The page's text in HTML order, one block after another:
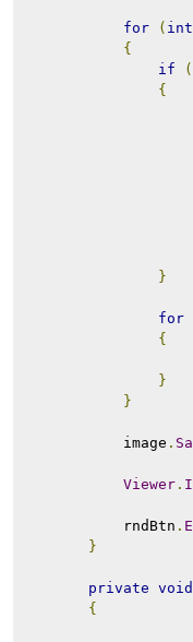
for ( int
{
if
(
{
}
for
{
}
}
image .
Viewer .
rndBtn .
}
private void
{